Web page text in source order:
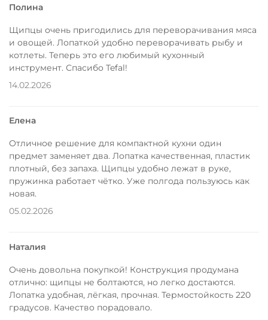
Полина
Щипцы очень пригодились для переворачивания мяса
и овощей. Лопаткой удобно переворачивать рыбу и
котлеты. Теперь это его любимый кухонный
инструмент. Спасибо Tefal!
14.02.2026
Елена
Отличное решение для компактной кухни один
предмет заменяет два. Лопатка качественная, пластик
плотный, без запаха. Щипцы удобно лежат в руке,
пружинка работает чётко. Уже полгода пользуюсь как
новая.
05.02.2026
Наталия
Очень довольна покупкой! Конструкция продумана
отлично: щипцы не болтаются, но легко достаются.
Лопатка удобная, лёгкая, прочная. Термостойкость 220
градусов. Качество порадовало.